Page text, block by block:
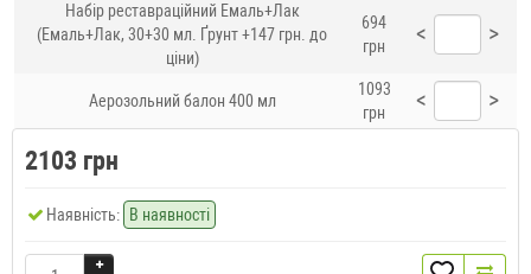
Набір реставраційний Емаль+Лак
(Емаль+Лак, 30+30 мл. Ґрунт +147 грн. до
ціни)
694
грн
< >
Аерозольний балон 400 мл
1093
грн
< >
2103 грн
Наявність: В наявності